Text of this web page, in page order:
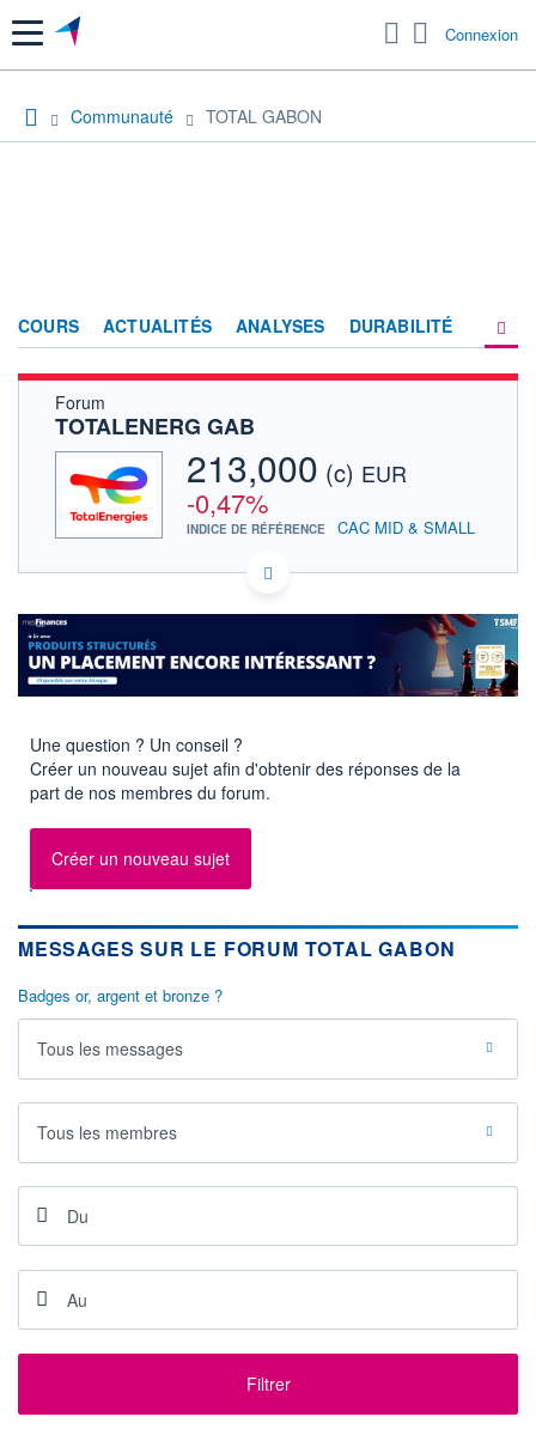
Menu Connexion
Communauté TOTAL GABON
COURS ACTUALITÉS ANALYSES DURABILITÉ
FORUM
HISTORIQUE
ACTIONNAIRES
Forum
TOTALENERG GAB
213,000 (c) EUR
-0,47%
INDICE DE RÉFÉRENCE CAC MID & SMALL
Politique d'exécution
Cotation sur les autres places
216
Sociétés pétrolières et
OUVERTURE CLÔTURE VEILLE
+ HAUT
215,000 213,000
VOLUME
325 0,01%
VALORISATION
959 MEUR
DERNIER ÉCHANGE
LIMITE À LA LIMITE À LA
ESTIMÉ 2026
-
2026
-
DERNIER
DIVIDENDE
06/06/25
-
Une question ? Un conseil ?
Créer un nouveau sujet afin d'obtenir des réponses de la
part de nos membres du forum.
Créer un nouveau sujet
MESSAGES SUR LE FORUM TOTAL GABON
Badges or, argent et bronze ?
Tous les messages
Tous les membres
Filtrer